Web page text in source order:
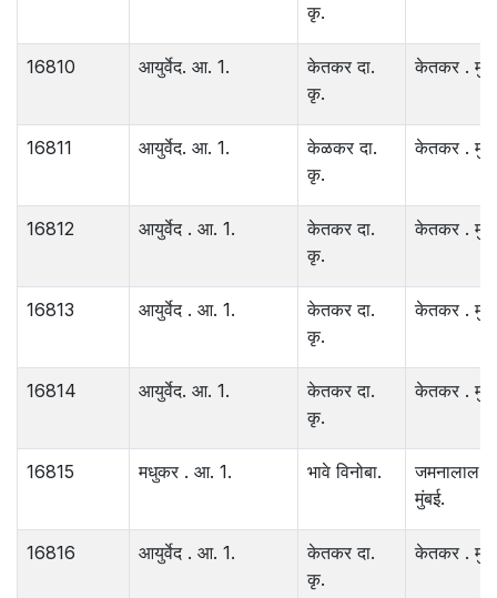
कृ.
16810 आयुर्वेद. आ. 1.
केतकर दा.
कृ.
केतकर .
16811 आयुर्वेद. आ. 1.
केळकर दा.
कृ.
केतकर .
16812 आयुर्वेद . आ. 1.
केतकर दा.
कृ.
केतकर .
16813 आयुर्वेद . आ. 1.
केतकर दा.
कृ.
केतकर .
16814 आयुर्वेद. आ. 1.
केतकर दा.
कृ.
केतकर .
16815 मधुकर . आ. 1. भावे विनोबा.
जमनालाल
मुंबई.
16816 आयुर्वेद . आ. 1.
केतकर दा.
कृ.
केतकर .